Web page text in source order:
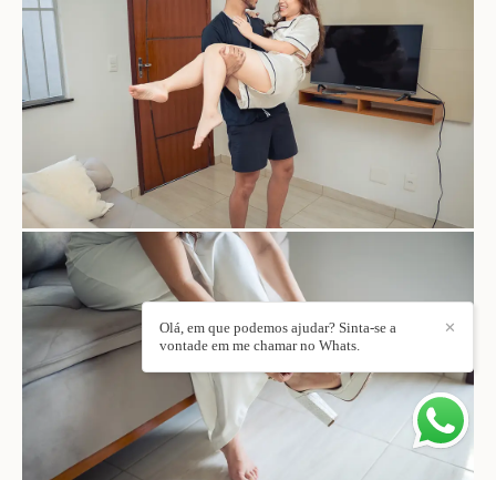
✕
Olá, em que podemos ajudar? Sinta-se a
vontade em me chamar no Whats.